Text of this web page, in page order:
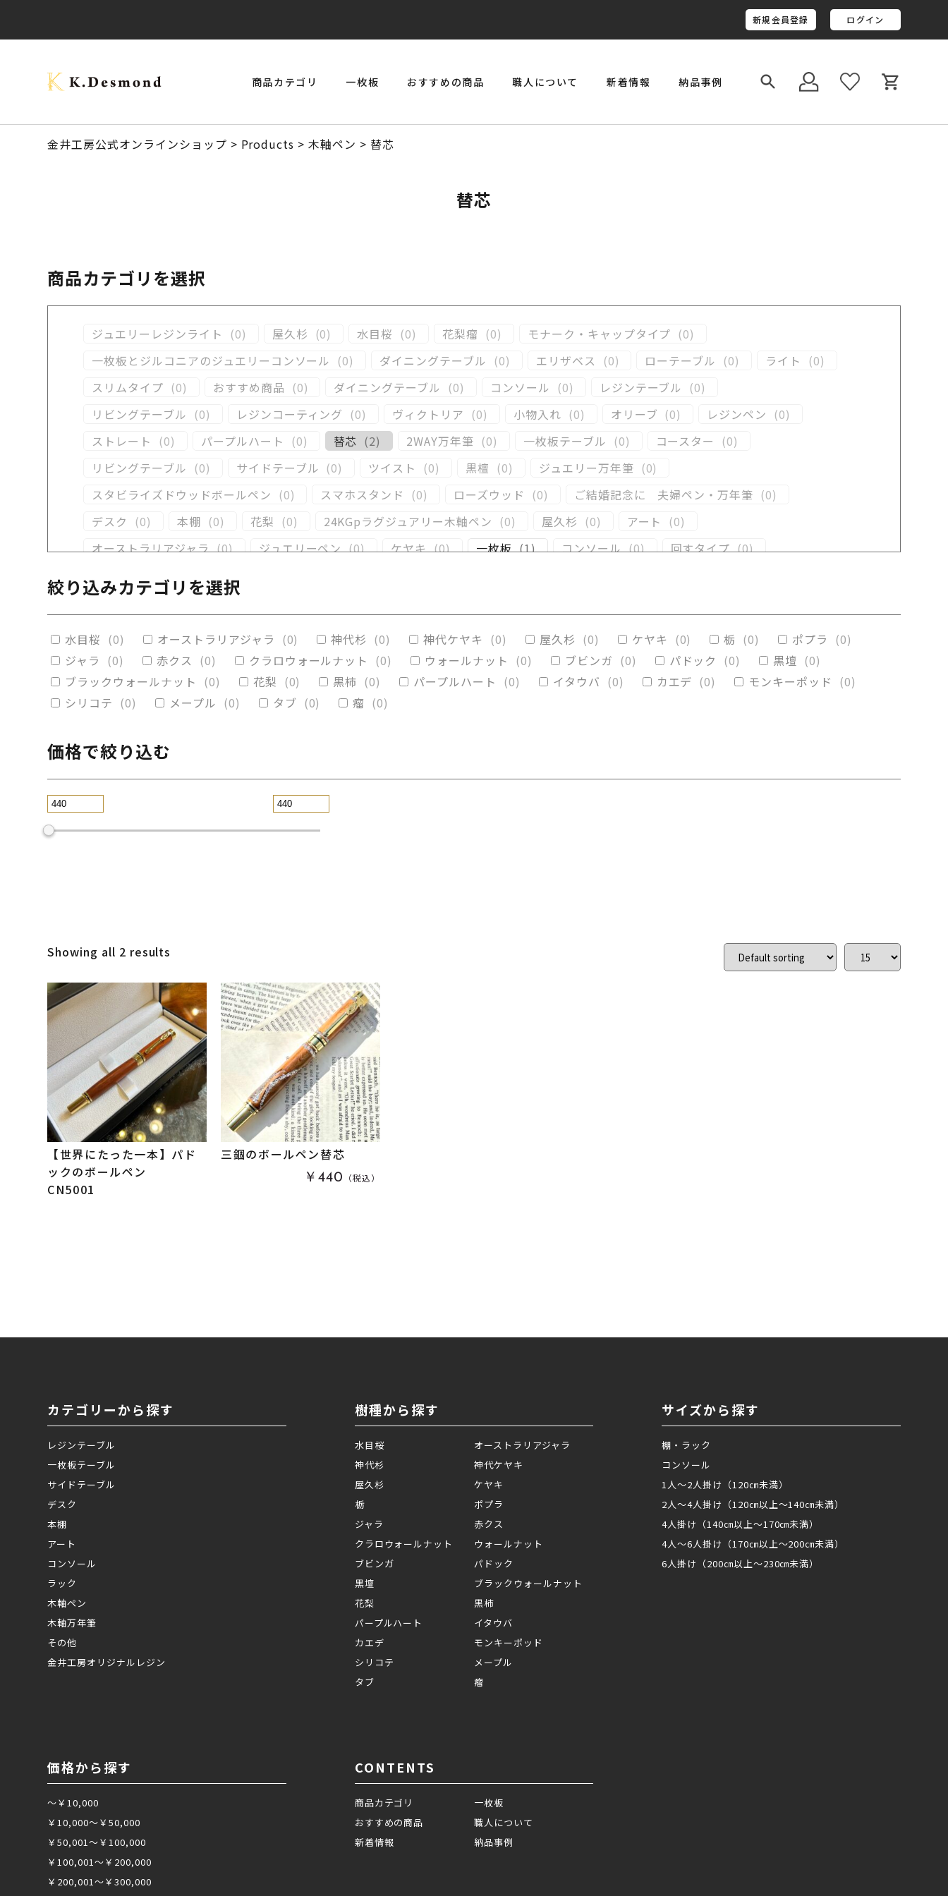
新規会員登録 ログイン
商品カテゴリ 一枚板 おすすめの商品 職人について 新着情報 納品事例
金井工房公式オンラインショップ > Products >木軸ペン > 替芯
替芯
商品カテゴリを選択
ジュエリーレジンライト (0) 屋久杉 (0) 水目桜 (0) 花梨瘤 (0) モナーク・キャップタイプ (0)
一枚板とジルコニアのジュエリーコンソール (0) ダイニングテーブル (0) エリザベス (0) ローテーブル (0) ライト (0)
スリムタイプ (0) おすすめ商品 (0) ダイニングテーブル (0) コンソール (0) レジンテーブル (0)
リビングテーブル (0) レジンコーティング (0) ヴィクトリア (0) 小物入れ (0) オリーブ (0) レジンペン (0)
ストレート
(0) パープルハート (0) 替芯 (2) 2WAY万年筆 (0) 一枚板テーブル (0) コースター (0)
リビングテーブル (0) サイドテーブル (0) ツイスト (0) 黒檀 (0) ジュエリー万年筆 (0)
スタビライズドウッドボールペン (0) スマホスタンド (0) ローズウッド (0) ご結婚記念に 夫婦ペン・万年筆 (0)
デスク
(0) 本棚 (0) 花梨 (0) 24KGpラグジュアリー木軸ペン (0) 屋久杉 (0) アート (0)
オーストラリアジャラ (0) ジュエリーペン (0) ケヤキ (0) 一枚板 (1) コンソール (0) 回すタイプ (0)
クラロウォールナット
0
ブラックウォールナット
(0) カイヅカイブキ ) モンキーポッド (0 楠木 (0)
絞り込みカテゴリを選択
水目桜 (0) オーストラリアジャラ (0) 神代杉 (0) 神代ケヤキ (0) 屋久杉 (0) ケヤキ (0) 栃 (0) ポプラ (0)
ジャラ (0) 赤クス (0) クラロウォールナット (0) ウォールナット (0) ブビンガ (0) パドック (0) 黒壇 (0)
ブラックウォールナット (0) 花梨 (0) 黒柿 (0) パープルハート (0) イタウバ (0) カエデ (0) モンキーポッド (0)
シリコテ (0) メープル (0) タブ (0) 瘤 (0)
価格で絞り込む
Showing all 2 results
【世界にたった一本】パド
ックのボールペン
CN5001
三錮のボールペン替芯
￥440 （税込）
カテゴリーから探す
レジンテーブル
一枚板テーブル
サイドテーブル
デスク
本棚
アート
コンソール
ラック
木軸ペン
木軸万年筆
その他
金井工房オリジナルレジン
樹種から探す
水目桜
オーストラリアジャラ
神代杉
神代ケヤキ
屋久杉
ケヤキ
栃
ポプラ
ジャラ
赤クス
クラロウォールナット
ウォールナット
ブビンガ
パドック
黒壇
ブラックウォールナット
花梨
黒柿
パープルハート
イタウバ
カエデ
モンキーポッド
シリコテ
メープル
タブ
瘤
サイズから探す
棚・ラック
コンソール
1人～2人掛け（120㎝未満）
2人～4人掛け（120㎝以上～140㎝未満）
4人掛け（140㎝以上～170㎝未満）
4人～6人掛け（170㎝以上～200㎝未満）
6人掛け（200㎝以上～230㎝未満）
価格から探す
～￥10,000
￥10,000～￥50,000
￥50,001～￥100,000
￥100,001～￥200,000
￥200,001～￥300,000
CONTENTS
商品カテゴリ
一枚板
おすすめの商品
職人について
新着情報
納品事例